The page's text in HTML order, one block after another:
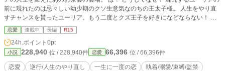
前に現れたのは忌々しい幼少期のクソ生意気なのちの王太子様。 人生をやり直
すチャンスを貰ったユーリア。もう二度とクズ王子を好きになどならない！ 二
度も殺されてたまる物ですか！ 前の生では叶わなかった愛する人に愛されると
言う事。 私は今度こそ一生に一度の恋をする！
恋愛 連載中 長編 R15
24h.ポイント 0pt
小説 228,940 位 / 228,940件 恋愛 66,396 位 / 66,396件
恋愛 逆行/人生のやり直し 一生に一度の恋
執着/溺愛/束縛/監禁